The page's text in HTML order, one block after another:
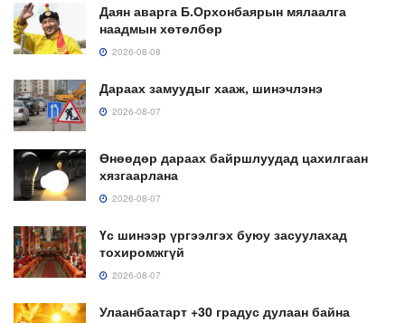
Даян аварга Б.Орхонбаярын мялаалга
наадмын хөтөлбөр
2026-08-08
Дараах замуудыг хааж, шинэчлэнэ
2026-08-07
Өнөөдөр дараах байршлуудад цахилгаан
хязгаарлана
2026-08-07
Үс шинээр үргээлгэх буюу засуулахад
тохиромжгүй
2026-08-07
Улаанбаатарт +30 градус дулаан байна